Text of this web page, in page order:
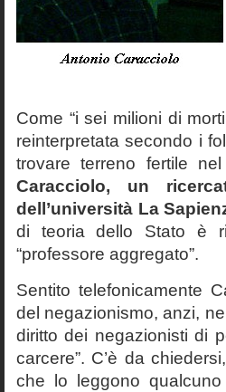
Come “i sei milioni di
reinterpretata secondo i
trovare terreno fertile
Caracciolo, un
dell’università La
di teoria dello Stato è
“professore aggregato”.
Sentito telefonicamente
del negazionismo, anzi,
diritto dei negazionisti di
carcere”. C’è da
che lo leggono